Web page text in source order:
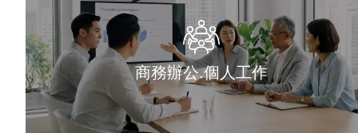
商務辦公.個人工作